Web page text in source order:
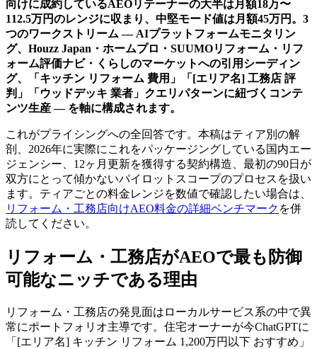
向けに成約しているAEOリテーナーの大半は月額18万〜
112.5万円のレンジに収まり、中堅モード値は月額45万円。3
つのワークストリーム — AIプラットフォームモニタリン
グ、Houzz Japan・ホームプロ・SUUMOリフォーム・リフ
ォーム評価ナビ・くらしのマーケットへの引用シーディン
グ、「キッチン リフォーム 費用」「[エリア名] 工務店 評
判」「ウッドデッキ 業者」クエリパターンに紐づくコンテ
ンツ生産 — を軸に構成されます。
これがプライシングへの全回答です。本稿はティア別の解
剖、2026年に実際にこれをパッケージングしている国内エー
ジェンシー、12ヶ月更新を獲得する契約構造、最初の90日が
双方にとって傾かないパイロットスコープのプロセスを扱い
ます。ティアごとの料金レンジを数値で確認したい場合は、
リフォーム・工務店向けAEO料金の詳細ベンチマーク を併
読してください。
リフォーム・工務店がAEOで最も防御
可能なニッチである理由
リフォーム・工務店の発見面はローカルサービス系の中で異
常にポートフォリオ主導です。住宅オーナーが今ChatGPTに
「[エリア名] キッチン リフォーム 1,200万円以下 おすすめ」